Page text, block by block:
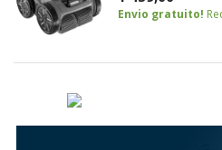
Envio gratuito!